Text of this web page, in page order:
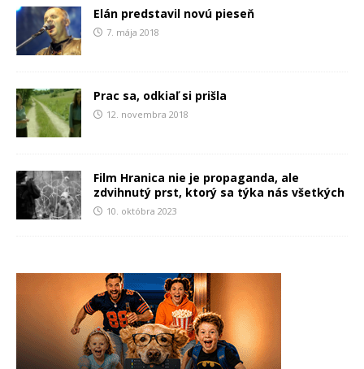
Elán predstavil novú pieseň
7. mája 2018
Prac sa, odkiaľ si prišla
12. novembra 2018
Film Hranica nie je propaganda, ale
zdvihnutý prst, ktorý sa týka nás všetkých
10. októbra 2023